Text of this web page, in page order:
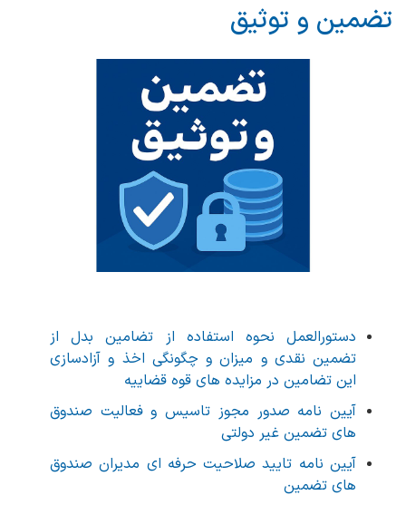
تضمین و توثیق
دستورالعمل نحوه استفاده از تضامین بدل از
تضمین نقدی و میزان و چگونگی اخذ و آزادسازی
این تضامین در مزایده های قوه قضاییه
آیین نامه صدور مجوز تاسیس و فعالیت صندوق
های تضمین غیر دولتی
آیین نامه تایید صلاحیت حرفه ای مدیران صندوق
های تضمین